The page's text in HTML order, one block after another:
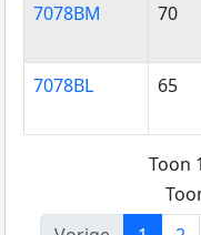
7078BM
70
7078BL 65
Toon